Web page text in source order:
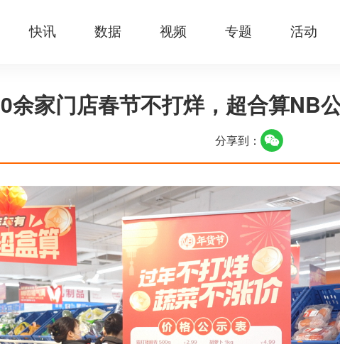
快讯 数据 视频 专题 活动
余家门店春节不打烊，超合算NB
分享到：